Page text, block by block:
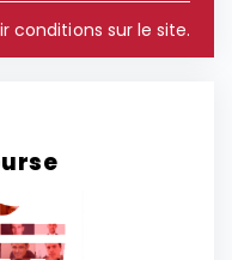
conditions sur le site.